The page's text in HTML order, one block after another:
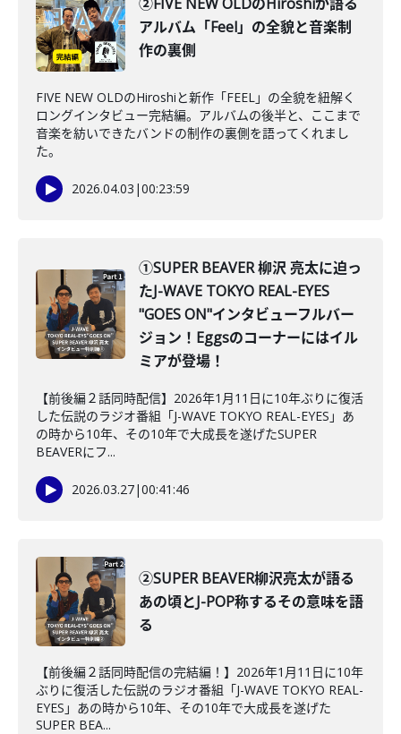
アルバム「Feel」の全貌と音楽制
作の裏側
FIVE NEW OLDのHiroshiと新作「FEEL」の全貌を紐解く
ロングインタビュー完結編。アルバムの後半と、ここまで
音楽を紡いできたバンドの制作の裏側を語ってくれまし
た。
2026.04.03 |00:23:59
①SUPER BEAVER 柳沢 亮太に迫っ
たJ-WAVE TOKYO REAL-EYES
"GOES ON"インタビューフルバー
ジョン！Eggsのコーナーにはイル
ミアが登場！
【前後編２話同時配信】2026年1月11日に10年ぶりに復活
した伝説のラジオ番組「J-WAVE TOKYO REAL-EYES」あ
の時から10年、その10年で大成長を遂げたSUPER
BEAVERにフ...
2026.03.27|00:41:46
②SUPER BEAVER柳沢亮太が語る
あの頃とJ-POP称するその意味を語
る
【前後編２話同時配信の完結編！】2026年1月11日に10年
ぶりに復活した伝説のラジオ番組「J-WAVE TOKYO REAL-
EYES」あの時から10年、その10年で大成長を遂げた
SUPER BEA...